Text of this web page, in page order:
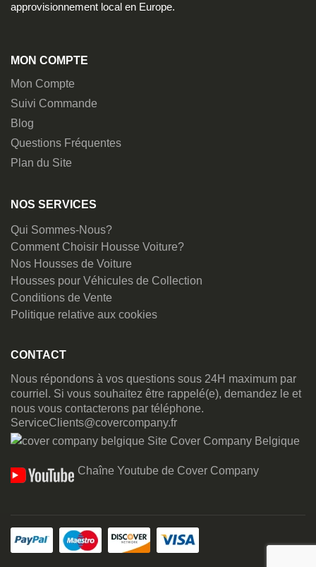
approvisionnement local en Europe.
MON COMPTE
Mon Compte
Suivi Commande
Blog
Questions Fréquentes
Plan du Site
NOS SERVICES
Qui Sommes-Nous?
Comment Choisir Housse Voiture?
Nos Housses de Voiture
Housses pour Véhicules de Collection
Conditions de Vente
Politique relative aux cookies
CONTACT
Nous répondons à vos questions sous 24H maximum par
courriel. Si vous souhaitez être rappelé(e), demandez le et
nous vous contacterons par téléphone.
ServiceClients@covercompany.fr
Site Cover Company Belgique
Chaîne Youtube de Cover Company